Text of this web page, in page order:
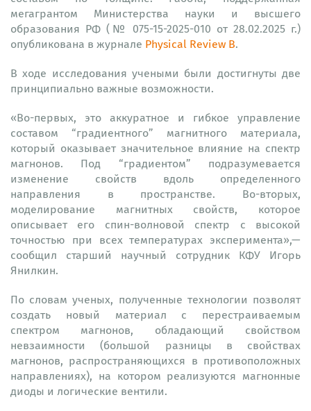
мегагрантом Министерства науки и высшего
образования РФ (№ 075-15-2025-010 от 28.02.2025 г.)
опубликована в журнале Physical Review B.
В ходе исследования учеными были достигнуты две
принципиально важные возможности.
«Во-первых, это аккуратное и гибкое управление
составом “градиентного” магнитного материала,
который оказывает значительное влияние на спектр
магнонов. Под “градиентом” подразумевается
изменение свойств вдоль определенного
направления в пространстве. Во-вторых,
моделирование магнитных свойств, которое
описывает его спин-волновой спектр с высокой
точностью при всех температурах эксперимента»,—
сообщил старший научный сотрудник КФУ Игорь
Янилкин.
По словам ученых, полученные технологии позволят
создать новый материал с перестраиваемым
спектром магнонов, обладающий свойством
невзаимности (большой разницы в свойствах
магнонов, распространяющихся в противоположных
направлениях), на котором реализуются магнонные
диоды и логические вентили.